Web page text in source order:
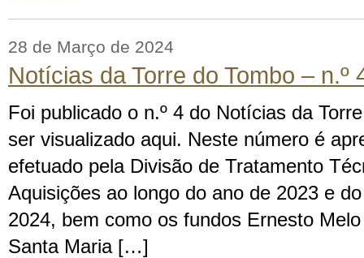
28 de Março de 2024
Notícias da Torre do Tombo – n.º
Foi publicado o n.º 4 do Notícias da
ser visualizado aqui. Neste número é
efetuado pela Divisão de Tratamento
Aquisições ao longo do ano de 2023 e
2024, bem como os fundos Ernesto
Santa Maria […]